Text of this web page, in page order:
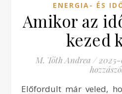
ENERGIA- ÉS
Amikor az
kezed
M. Tóth Andrea /
Előfordult már veled, hogy reggel még volt